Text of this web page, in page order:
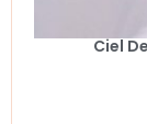
Ciel